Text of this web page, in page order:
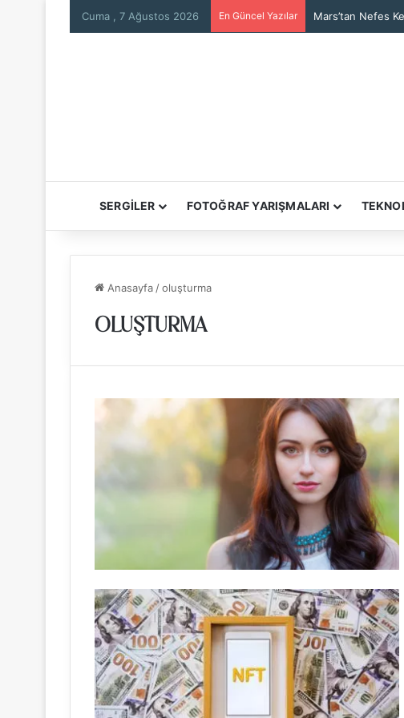
Cuma , 7 Ağustos 2026 En Güncel Yazılar Mars’tan Nefes
SERGİLER FOTOĞRAF YARIŞMALARI
Anasayfa /oluşturma
OLUŞTURMA